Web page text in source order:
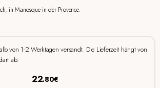
in Manosque in der Provence.
von 1-2 Werktagen versandt. Die Lieferzeit hängt von
ab.
22.80€